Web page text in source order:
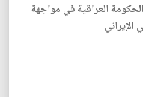
العراقية في مواجهة